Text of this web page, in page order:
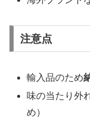
注意点
輸入品のため
味の当たり外
め）